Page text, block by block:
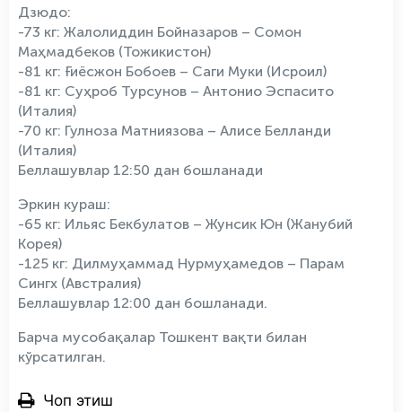
Дзюдо:
-73 кг: Жалолиддин Бойназаров – Сомон
Маҳмадбеков (Тожикистон)
-81 кг: Ғиёсжон Бобоев – Саги Муки (Исроил)
-81 кг: Суҳроб Турсунов – Антонио Эспасито
(Италия)
-70 кг: Гулноза Матниязова – Алисе Белланди
(Италия)
Беллашувлар 12:50 дан бошланади
Эркин кураш:
-65 кг: Ильяс Бекбулатов – Жунсик Юн (Жанубий
Корея)
-125 кг: Дилмуҳаммад Нурмуҳамедов – Парам
Сингх (Австралия)
Беллашувлар 12:00 дан бошланади.
Барча мусобақалар Тошкент вақти билан
кўрсатилган.
Чоп этиш